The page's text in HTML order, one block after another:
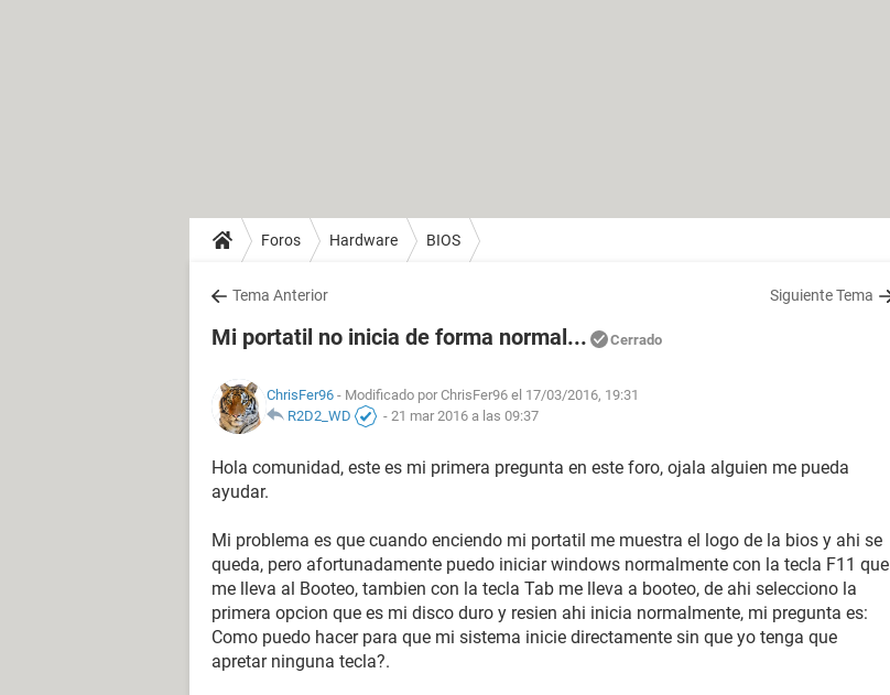
Foros Hardware BIOS
Tema Anterior Siguiente Tema
Mi portatil no inicia de forma normal... Cerrado
ChrisFer96 - Modificado por ChrisFer96 el 17/03/2016, 19:31
R2D2_WD
- 21 mar 2016 a las 09:37
Hola comunidad, este es mi primera pregunta en este foro, ojala alguien me pueda
ayudar.
Mi problema es que cuando enciendo mi portatil me muestra el logo de la bios y ahi se
queda, pero afortunadamente puedo iniciar windows normalmente con la tecla F11 que
me lleva al Booteo, tambien con la tecla Tab me lleva a booteo, de ahi selecciono la
primera opcion que es mi disco duro y resien ahi inicia normalmente, mi pregunta es:
Como puedo hacer para que mi sistema inicie directamente sin que yo tenga que
apretar ninguna tecla?.